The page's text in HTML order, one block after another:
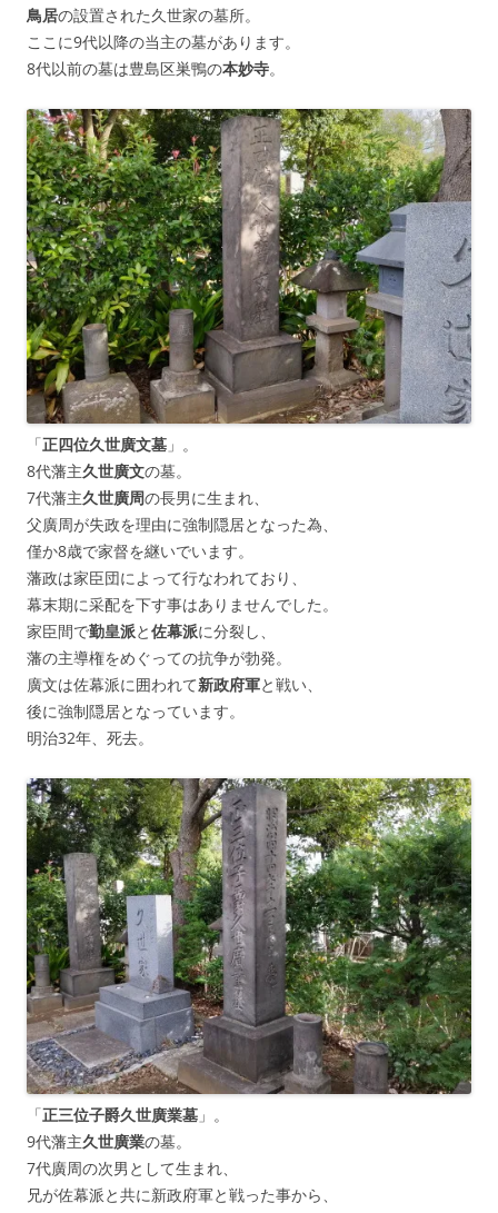
鳥居の設置された久世家の墓所。
ここに9代以降の当主の墓があります。
8代以前の墓は豊島区巣鴨の本妙寺。
「正四位久世廣文墓 」。
8代藩主久世廣文の墓。
7代藩主久世廣周の長男に生まれ、
父廣周が失政を理由に強制隠居となった為、
僅か8歳で家督を継いでいます。
藩政は家臣団によって行なわれており、
幕末期に采配を下す事はありませんでした。
家臣間で勤皇派と佐幕派に分裂し、
藩の主導権をめぐっての抗争が勃発。
廣文は佐幕派に囲われて新政府軍と戦い、
後に強制隠居となっています。
明治32年、死去。
「正三位子爵久世廣業墓 」。
9代藩主久世廣業の墓。
7代廣周の次男として生まれ、
兄が佐幕派と共に新政府軍と戦った事から、